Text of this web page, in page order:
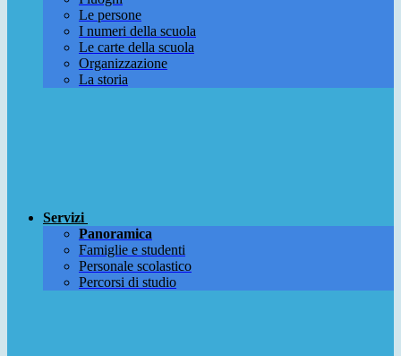
Le persone
I numeri della scuola
Le carte della scuola
Organizzazione
La storia
Servizi
Panoramica
Famiglie e studenti
Personale scolastico
Percorsi di studio